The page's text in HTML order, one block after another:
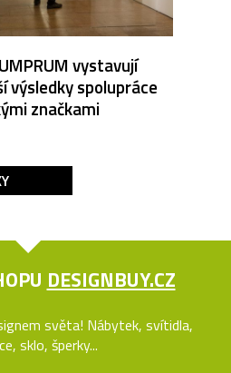
vystavují
výsledky spolupráce
značkami
DESIGNBUY.CZ
světa! Nábytek, svítidla,
sklo, šperky...